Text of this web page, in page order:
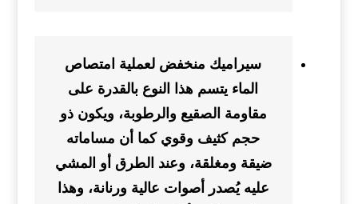
سيراميك منخفض لعملية امتصاص
الماء يتسم هذا النوع بالقدرة على
مقاومة الصقيع والرطوبة، ويكون ذو
حجم كثيف وقوي كما أن مساماته
ضيقة ومغلقة، وعند الطرق أو المشي
عليه يُصدر أصوات عالية ورنانة، وهذا